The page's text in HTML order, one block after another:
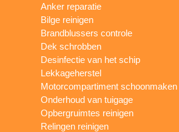
Anker reparatie
Bilge reinigen
Brandblussers controle
Dek schrobben
Desinfectie van het schip
Lekkageherstel
Motorcompartiment schoonmaken
Onderhoud van tuigage
Opbergruimtes reinigen
Relingen reinigen